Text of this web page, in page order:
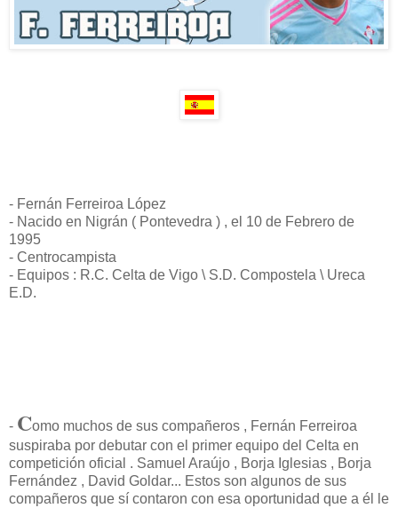
- Fernán Ferreiroa López
- Nacido en Nigrán ( Pontevedra ) , el 10 de Febrero de
1995
- Centrocampista
- Equipos : R.C. Celta de Vigo \ S.D. Compostela \ Ureca
E.D.
- Como muchos de sus compañeros , Fernán Ferreiroa
suspiraba por debutar con el primer equipo del Celta en
competición oficial . Samuel Araújo , Borja Iglesias , Borja
Fernández , David Goldar... Estos son algunos de sus
compañeros que sí contaron con esa oportunidad que a él le